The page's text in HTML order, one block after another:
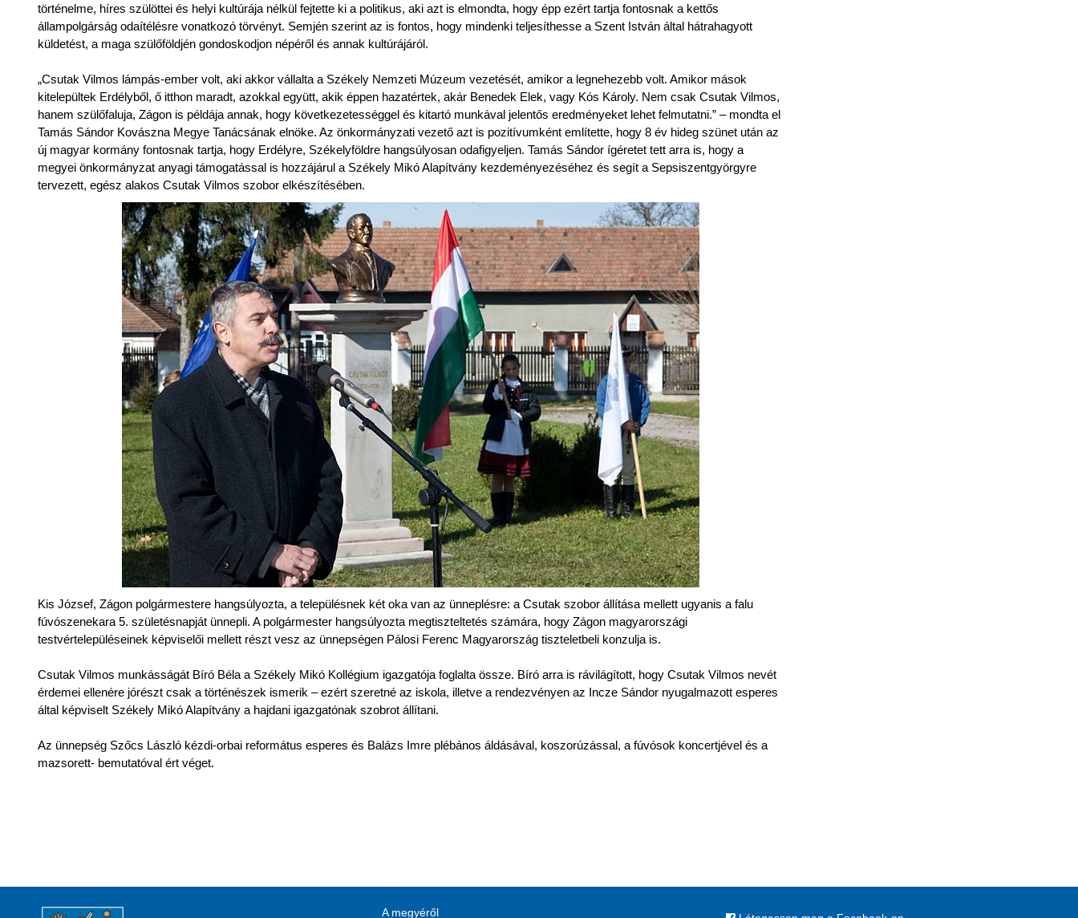
történelme, híres szülöttei és helyi kultúrája nélkül fejtette ki a politikus, aki azt is elmondta, hogy épp ezért tartja fontosnak a kettős
állampolgárság odaítélésre vonatkozó törvényt. Semjén szerint az is fontos, hogy mindenki teljesíthesse a Szent István által hátrahagyott
küldetést, a maga szülőföldjén gondoskodjon népéről és annak kultúrájáról.
„Csutak Vilmos lámpás-ember volt, aki akkor vállalta a Székely Nemzeti Múzeum vezetését, amikor a legnehezebb volt. Amikor mások
kitelepültek Erdélyből, ő itthon maradt, azokkal együtt, akik éppen hazatértek, akár Benedek Elek, vagy Kós Károly. Nem csak Csutak Vilmos,
hanem szülőfaluja, Zágon is példája annak, hogy következetességgel és kitartó munkával jelentős eredményeket lehet felmutatni.” – mondta el
Tamás Sándor Kovászna Megye Tanácsának elnöke. Az önkormányzati vezető azt is pozitívumként említette, hogy 8 év hideg szünet után az
új magyar kormány fontosnak tartja, hogy Erdélyre, Székelyföldre hangsúlyosan odafigyeljen. Tamás Sándor ígéretet tett arra is, hogy a
megyei önkormányzat anyagi támogatással is hozzájárul a Székely Mikó Alapítvány kezdeményezéséhez és segít a Sepsiszentgyörgyre
tervezett, egész alakos Csutak Vilmos szobor elkészítésében.
Kis József, Zágon polgármestere hangsúlyozta, a településnek két oka van az ünneplésre: a Csutak szobor állítása mellett ugyanis a falu
fúvószenekara 5. születésnapját ünnepli. A polgármester hangsúlyozta megtiszteltetés számára, hogy Zágon magyarországi
testvértelepüléseinek képviselői mellett részt vesz az ünnepségen Pálosi Ferenc Magyarország tiszteletbeli konzulja is.
Csutak Vilmos munkásságát Bíró Béla a Székely Mikó Kollégium igazgatója foglalta össze. Bíró arra is rávilágított, hogy Csutak Vilmos nevét
érdemei ellenére jórészt csak a történészek ismerik – ezért szeretné az iskola, illetve a rendezvényen az Incze Sándor nyugalmazott esperes
által képviselt Székely Mikó Alapítvány a hajdani igazgatónak szobrot állítani.
Az ünnepség Szőcs László kézdi-orbai református esperes és Balázs Imre plébános áldásával, koszorúzással, a fúvósok koncertjével és a
mazsorett- bemutatóval ért véget.
A megyéről